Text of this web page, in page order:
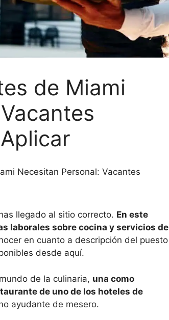
de Miami
Necesitan Personal: Vacantes
llegado al sitio correcto. En este
laborales sobre cocina y servicios de
en cuanto a descripción del puesto
desde aquí.
de la culinaria, una como
de uno de los hoteles de
ayudante de mesero.